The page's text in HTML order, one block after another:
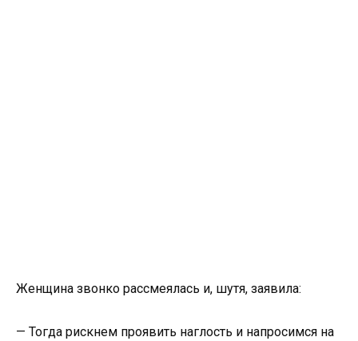
Женщина звонко рассмеялась и, шутя, заявила:
— Тогда рискнем проявить наглость и напросимся на